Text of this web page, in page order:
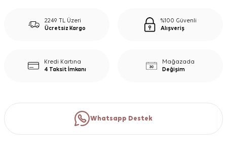
2249 TL Üzeri
Ücretsiz Kargo
%100 Güvenli
Alışveriş
Kredi Kartına
4 Taksit İmkanı
Mağazada
Değişim
Whatsapp Destek